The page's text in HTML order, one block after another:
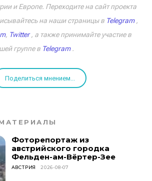
и Европе. Переходите на сайт проекта
на наши страницы в Telegram,
, Twitter, а также принимайте участие в
группе в Telegram.
Поделиться мнением...
Фоторепортаж из
австрийского городка
Фельден-ам-Вёртер-Зее
АВСТРИЯ 2026-08-07